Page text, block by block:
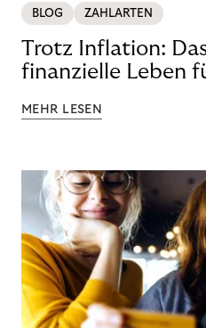
BLOG ZAHLARTEN
Trotz Inflation:
finanzielle Leben
MEHR LESEN